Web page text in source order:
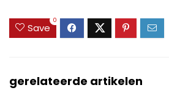
Save
0
gerelateerde artikelen